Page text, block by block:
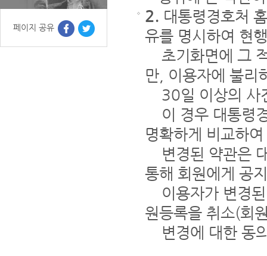
페이지 공유
2. 대통령경호처
유를 명시하여 현
초기화면에 그
만, 이용자에 불리
30일 이상의 사
이 경우 대통령
명확하게 비교하
변경된 약관은
통해 회원에게 공
이용자가 변경된
원등록을 취소(회
변경에 대한 동